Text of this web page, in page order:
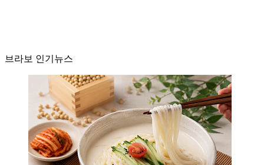
브라보 인기뉴스